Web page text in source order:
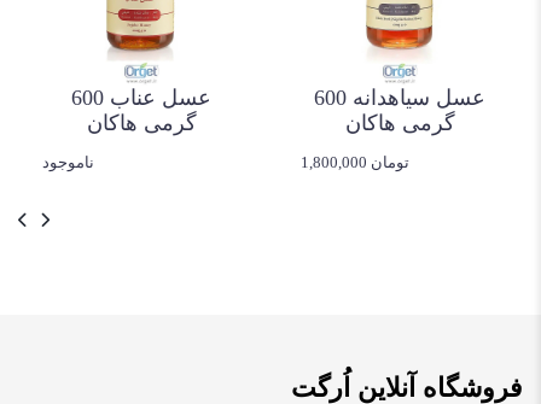
عسل عناب 600
گرمی هاکان
ناموجود
عسل سیاهدانه 600
گرمی هاکان
1,800,000 تومان
فروشگاه آنلاین اُرگت